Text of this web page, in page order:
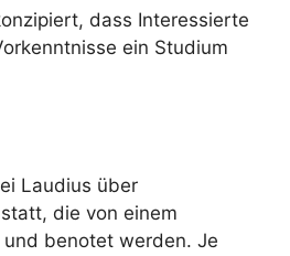
dass Interessierte
ein Studium
Laudius über
die von einem
benotet werden. Je